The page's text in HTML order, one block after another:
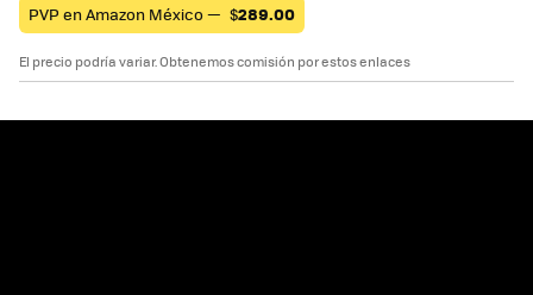
PVP en Amazon México — $289.00
El precio podría variar. Obtenemos comisión por estos enlaces